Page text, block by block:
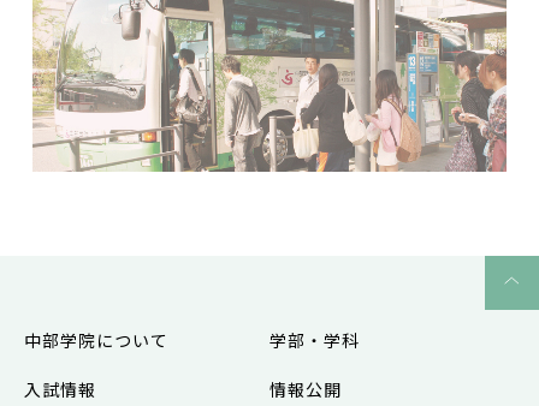
中部学院について 学部・学科
入試情報 情報公開